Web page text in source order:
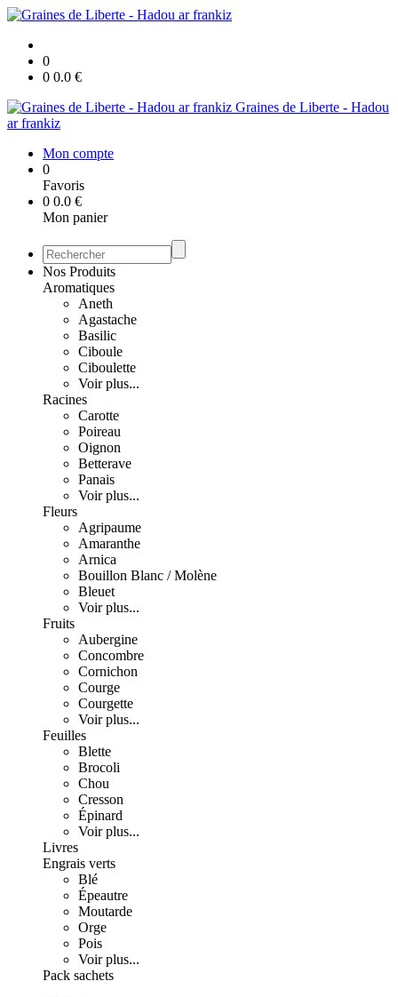
0
0 0.0 €
Graines de Liberte - Hadou
ar frankiz
Mon compte
0
Favoris
0 0.0 €
Mon panier
Nos Produits
Aromatiques
Aneth
Agastache
Basilic
Ciboule
Ciboulette
Voir plus...
Racines
Carotte
Poireau
Oignon
Betterave
Panais
Voir plus...
Fleurs
Agripaume
Amaranthe
Arnica
Bouillon Blanc / Molène
Bleuet
Voir plus...
Fruits
Aubergine
Concombre
Cornichon
Courge
Courgette
Voir plus...
Feuilles
Blette
Brocoli
Chou
Cresson
Épinard
Voir plus...
Livres
Engrais verts
Blé
Épeautre
Moutarde
Orge
Pois
Voir plus...
Pack sachets